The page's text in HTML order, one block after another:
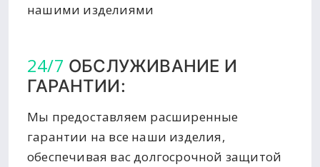
нашими изделиями
24/7 ОБСЛУЖИВАНИЕ И
ГАРАНТИИ:
Мы предоставляем расширенные
гарантии на все наши изделия,
обеспечивая вас долгосрочной защитой